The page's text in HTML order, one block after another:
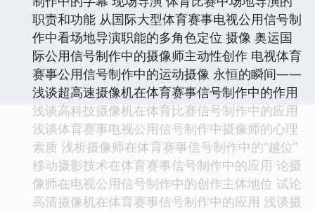
职责和功能 从国际大型体育赛事电视公用信号制
作中看场地导演职能的多角色定位 摄像 奥运国
际公用信号制作中的摄像师主动性创作 电视体育
赛事公用信号制作中的运动摄像 永恒的瞬间——
浅谈超高速摄像机在体育赛事信号制作中的作用
浅谈高科技摄像机在体育比赛信号制作中的应用
浅谈体育赛事电视公用信号制作中摄像师的心理
素质 浅析摄像师在体育赛事信号制作中的“越位”
移动摄影技术在体育赛事信号制作中的应用 论摄
像师在电视公用信号制作中的创作主体地位 试论
高清摄像机在体育赛事信号制作中的应用 浅谈摄